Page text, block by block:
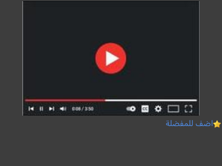
اضف للمفضلة